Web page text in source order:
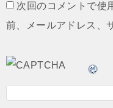
次回のコメントで使
前、メールアドレス、